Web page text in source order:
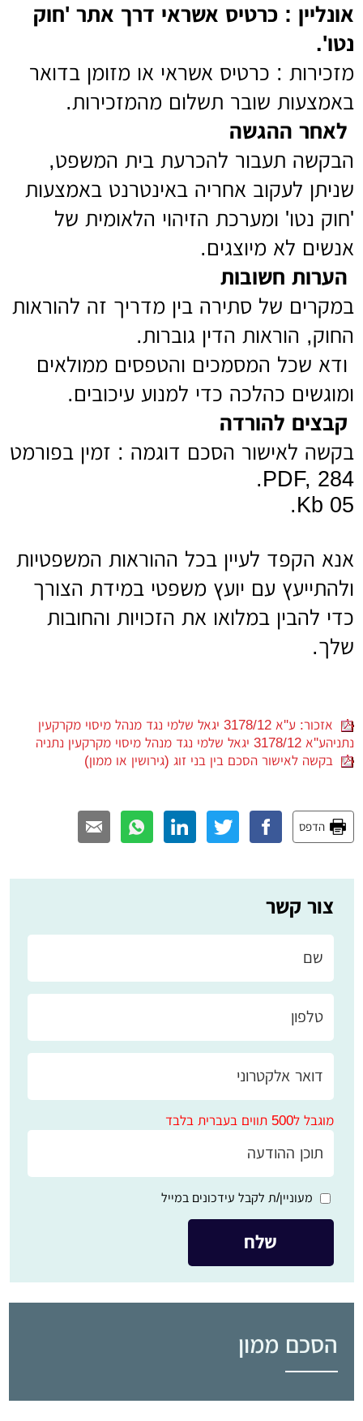
צור קשר
מוגבל ל500 תווים בעברית בלבד
מעוניין/ת לקבל עידכונים במייל
הסכם ממון
אונליין : כרטיס אשראי דרך אתר 'חוק
נטו'.
מזכירות : כרטיס אשראי או מזומן בדואר
באמצעות שובר תשלום מהמזכירות.
לאחר ההגשה
הבקשה תעבור להכרעת בית המשפט,
שניתן לעקוב אחריה באינטרנט באמצעות
'חוק נטו' ומערכת הזיהוי הלאומית של
אנשים לא מיוצגים.
הערות חשובות
במקרים של סתירה בין מדריך זה להוראות
החוק, הוראות הדין גוברות.
ודא שכל המסמכים והטפסים ממולאים
ומוגשים כהלכה כדי למנוע עיכובים.
קבצים להורדה
בקשה לאישור הסכם דוגמה : זמין בפורמט
PDF, 284.
05 Kb.
אנא הקפד לעיין בכל ההוראות המשפטיות
ולהתייעץ עם יועץ משפטי במידת הצורך
כדי להבין במלואו את הזכויות והחובות
שלך.
אזכור: ע''א 3178/12 יגאל שלמי נגד מנהל מיסוי מקרקעין
נתניהע''א 3178/12 יגאל שלמי נגד מנהל מיסוי מקרקעין נתניה
בקשה לאישור הסכם בין בני זוג (גירושין או ממון)
הדפס